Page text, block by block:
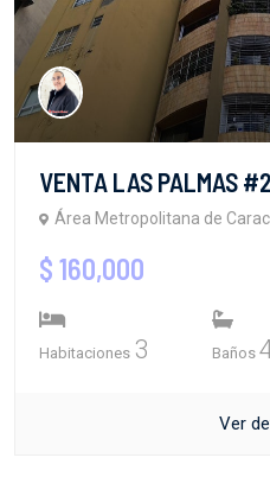
VENTA LAS PALMAS
Área Metropolitana de
$ 160,000
Habitaciones 3 Baños
Ver